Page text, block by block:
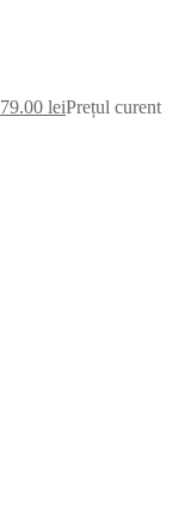
79.00 leiPrețul curent